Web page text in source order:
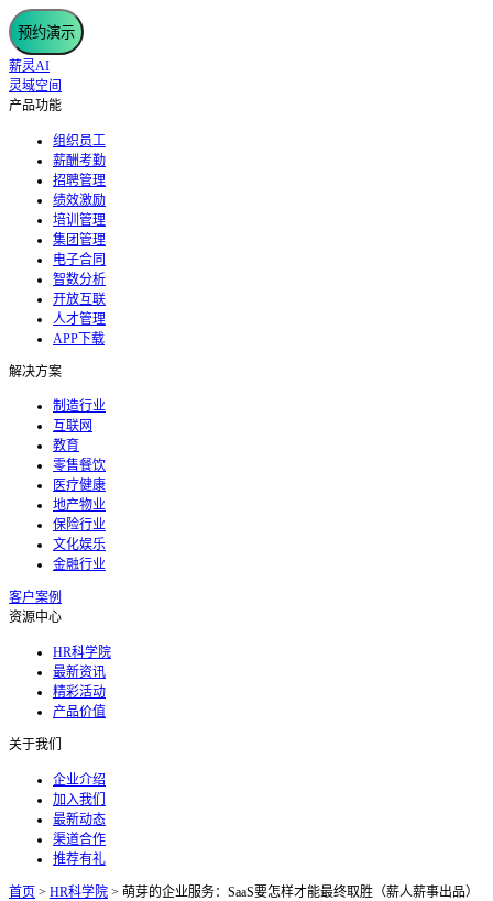
预约演示
薪灵AI
灵域空间
产品功能
组织员工
薪酬考勤
招聘管理
绩效激励
培训管理
集团管理
电子合同
智数分析
开放互联
人才管理
APP下载
解决方案
制造行业
互联网
教育
零售餐饮
医疗健康
地产物业
保险行业
文化娱乐
金融行业
客户案例
资源中心
HR科学院
最新资讯
精彩活动
产品价值
关于我们
企业介绍
加入我们
最新动态
渠道合作
推荐有礼
首页 > HR科学院 > 萌芽的企业服务：SaaS要怎样才能最终取胜（薪人薪事出品）